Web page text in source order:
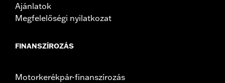
Ajánlatok
Megfelelőségi nyilatkozat
FINANSZÍROZÁS
Motorkerékpár-finanszírozás